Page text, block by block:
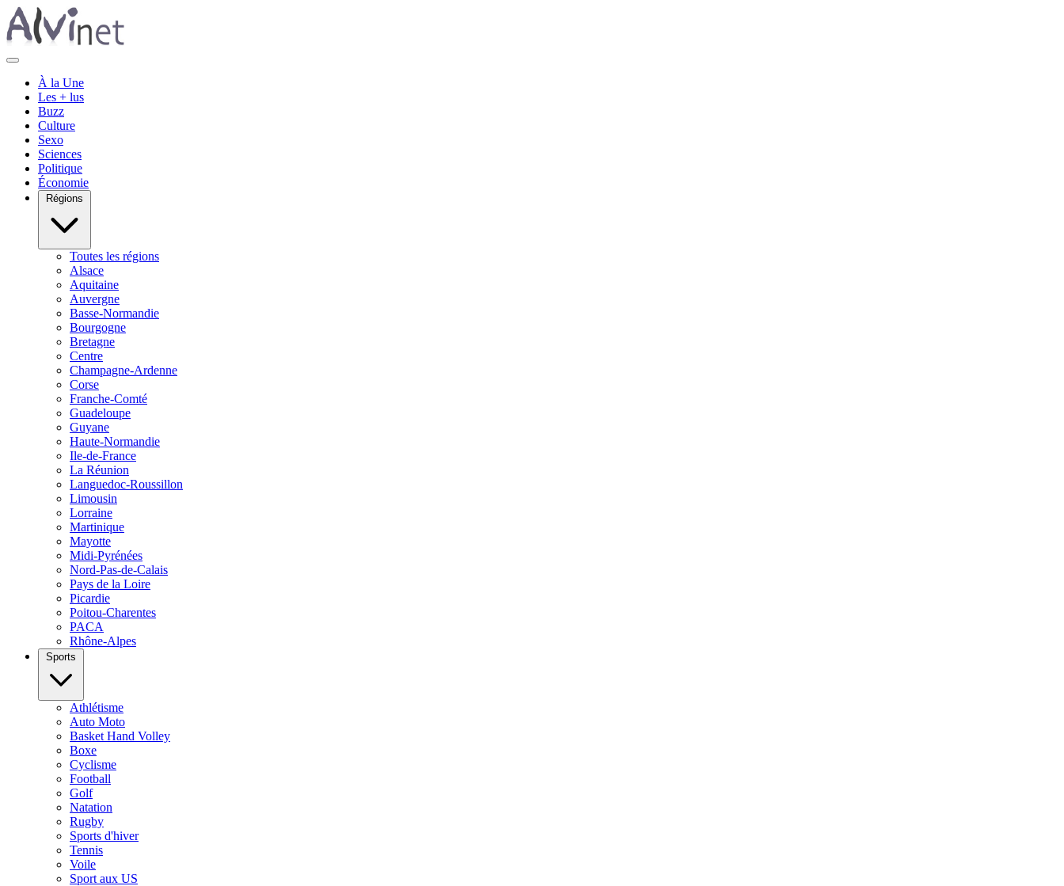
À la Une
Les + lus
Buzz
Culture
Sexo
Sciences
Politique
Économie
Régions
Toutes les régions
Alsace
Aquitaine
Auvergne
Basse-Normandie
Bourgogne
Bretagne
Centre
Champagne-Ardenne
Corse
Franche-Comté
Guadeloupe
Guyane
Haute-Normandie
Ile-de-France
La Réunion
Languedoc-Roussillon
Limousin
Lorraine
Martinique
Mayotte
Midi-Pyrénées
Nord-Pas-de-Calais
Pays de la Loire
Picardie
Poitou-Charentes
PACA
Rhône-Alpes
Sports
Athlétisme
Auto Moto
Basket Hand Volley
Boxe
Cyclisme
Football
Golf
Natation
Rugby
Sports d'hiver
Tennis
Voile
Sport aux US